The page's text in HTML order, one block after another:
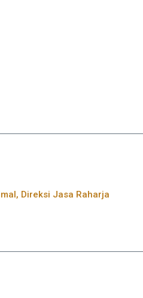
Direksi Jasa Raharja